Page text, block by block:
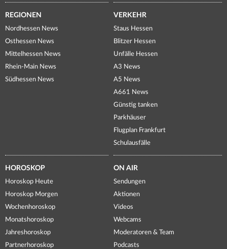
REGIONEN
Nordhessen News
Osthessen News
Mittelhessen News
Rhein-Main News
Südhessen News
VERKEHR
Staus Hessen
Blitzer Hessen
Unfälle Hessen
A3 News
A5 News
A661 News
Günstig tanken
Parkhäuser
Flugplan Frankfurt
Schulausfälle
HOROSKOP
Horoskop Heute
Horoskop Morgen
Wochenhoroskop
Monatshoroskop
Jahreshoroskop
Partnerhoroskop
ON AIR
Sendungen
Aktionen
Videos
Webcams
Moderatoren & Team
Podcasts